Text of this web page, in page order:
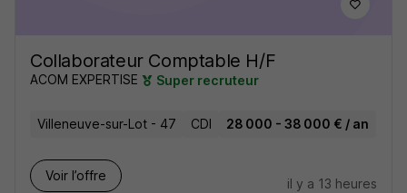
Collaborateur Comptable H/F
ACOM EXPERTISE Super recruteur
Villeneuve-sur-Lot - 47 CDI 28 000 - 38 000 € / an
Voir l’offre
il y a 13 heures